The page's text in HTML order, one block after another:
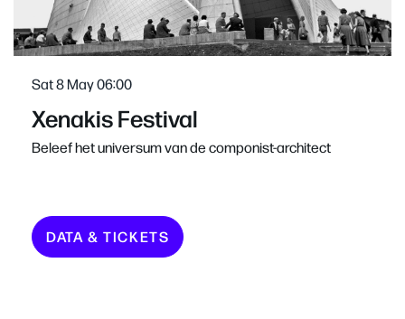
Xenakis Festival
Beleef het universum van de componist-architect
Sat 8 May06:00
DATA & TICKETS